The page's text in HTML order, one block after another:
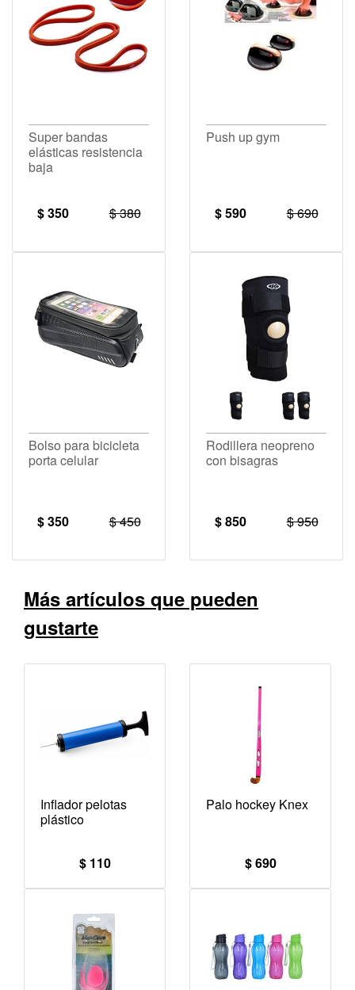
Super bandas
elásticas resistencia
baja
$ 350 $ 380
Push up gym
$ 590 $ 690
Bolso para bicicleta
porta celular
$ 350 $ 450
Rodillera neopreno
con bisagras
$ 850 $ 950
Más artículos que pueden
gustarte
Inflador pelotas
plástico
$ 110
Palo hockey Knex
$ 690